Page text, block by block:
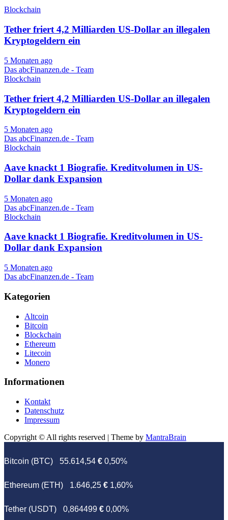
Blockchain
Tether friert 4,2 Milliarden US-Dollar an illegalen
Kryptogeldern ein
5 Monaten ago
Das abcFinanzen.de - Team
Blockchain
Tether friert 4,2 Milliarden US-Dollar an illegalen
Kryptogeldern ein
5 Monaten ago
Das abcFinanzen.de - Team
Blockchain
Aave knackt 1 Biografie. Kreditvolumen in US-
Dollar dank Expansion
5 Monaten ago
Das abcFinanzen.de - Team
Blockchain
Aave knackt 1 Biografie. Kreditvolumen in US-
Dollar dank Expansion
5 Monaten ago
Das abcFinanzen.de - Team
Kategorien
Altcoin
Bitcoin
Blockchain
Ethereum
Litecoin
Monero
Informationen
Kontakt
Datenschutz
Impressum
Copyright © All rights reserved | Theme by MantraBrain
Bitcoin (BTC) 55.614,54 € 0,50%
Ethereum (ETH) 1.646,25 € 1,60%
Tether (USDT) 0,864499 € 0,00%